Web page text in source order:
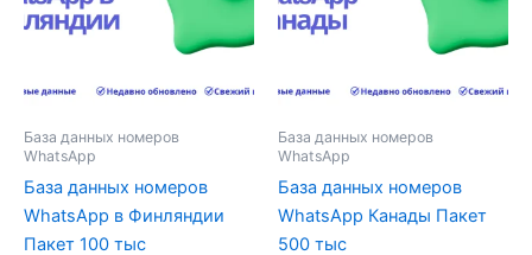
База данных номеров
WhatsApp
База данных номеров
WhatsApp в Финляндии
Пакет 100 тыс
База данных номеров
WhatsApp
База данных номеров
WhatsApp Канады Пакет
500 тыс